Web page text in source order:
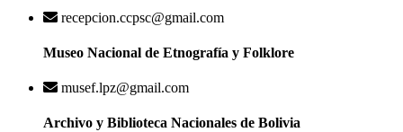
recepcion.ccpsc@gmail.com
Museo Nacional de Etnografía y Folklore
musef.lpz@gmail.com
Archivo y Biblioteca Nacionales de Bolivia